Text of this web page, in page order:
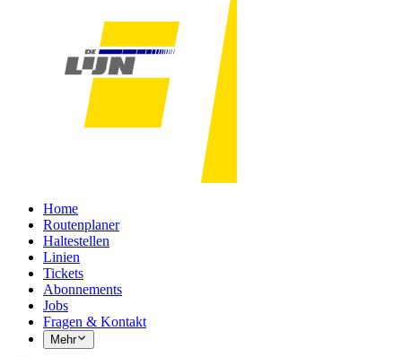
Home
Routenplaner
Haltestellen
Linien
Tickets
Abonnements
Jobs
Fragen & Kontakt
Mehr